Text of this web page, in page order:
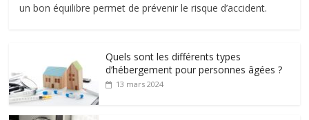
un bon équilibre permet de prévenir le risque d’accident.
Quels sont les différents types
d’hébergement pour personnes âgées ?
13 mars 2024